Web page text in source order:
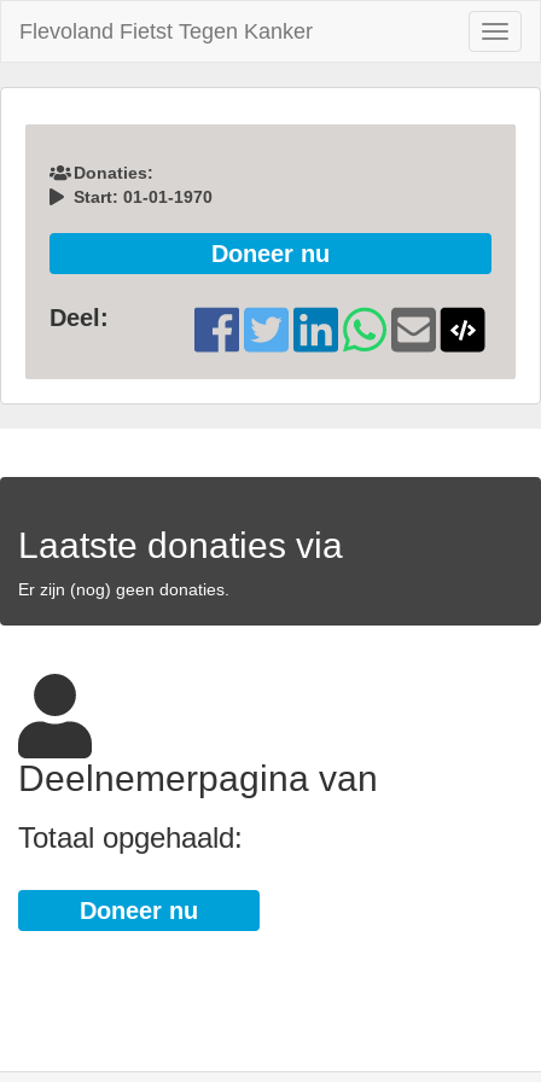
Flevoland Fietst Tegen Kanker
Donaties:
Start: 01-01-1970
Doneer nu
Deel:
Laatste donaties via
Er zijn (nog) geen donaties.
Deelnemerpagina van
Totaal opgehaald:
Doneer nu